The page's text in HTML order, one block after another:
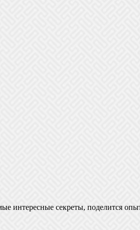
интересные секреты, поделится